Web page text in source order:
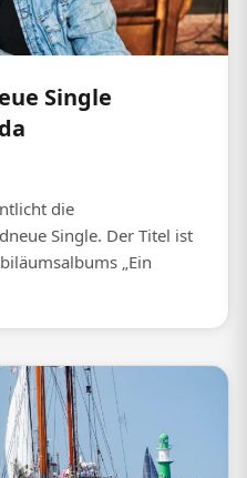
Single
die
Single. Der Titel ist
„Ein